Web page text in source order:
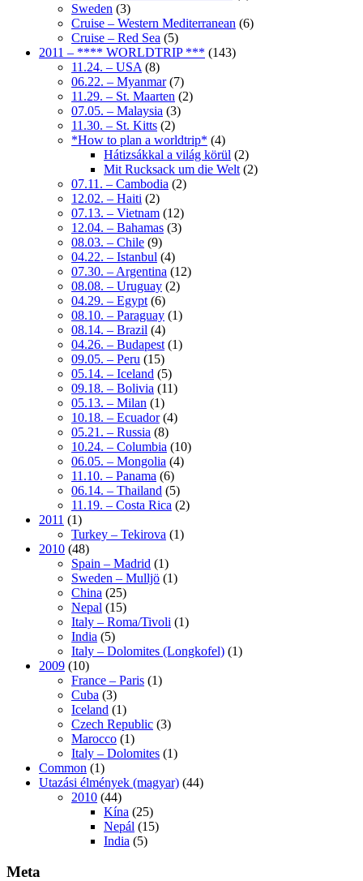
Sweden (3)
Cruise – Western Mediterranean (6)
Cruise – Red Sea (5)
2011 – **** WORLDTRIP *** (143)
11.24. – USA (8)
06.22. – Myanmar(7)
11.29. – St. Maarten (2)
07.05. – Malaysia (3)
11.30. – St. Kitts (2)
*How to plan a worldtrip* (4)
Hátizsákkal a világ körül (2)
Mit Rucksack um die Welt (2)
07.11. – Cambodia (2)
12.02. – Haiti (2)
07.13. – Vietnam (12)
12.04. – Bahamas (3)
08.03. – Chile (9)
04.22. – Istanbul (4)
07.30. – Argentina (12)
08.08. – Uruguay (2)
04.29. – Egypt (6)
08.10. – Paraguay (1)
08.14. – Brazil (4)
04.26. – Budapest (1)
09.05. – Peru (15)
05.14. – Iceland (5)
09.18. – Bolivia (11)
05.13. – Milan (1)
10.18. – Ecuador(4)
05.21. – Russia (8)
10.24. – Columbia (10)
06.05. – Mongolia (4)
11.10. – Panama (6)
06.14. – Thailand (5)
11.19. – Costa Rica (2)
2011 (1)
Turkey – Tekirova (1)
2010 (48)
Spain – Madrid (1)
Sweden – Mulljö (1)
China (25)
Nepal (15)
Italy – Roma/Tivoli (1)
India (5)
Italy – Dolomites (Longkofel) (1)
2009 (10)
France – Paris (1)
Cuba (3)
Iceland (1)
Czech Republic (3)
Marocco (1)
Italy – Dolomites (1)
Common (1)
Utazási élmények (magyar) (44)
2010 (44)
Kína (25)
Nepál (15)
India (5)
Meta